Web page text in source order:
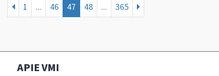
1 ... 46 47 48 ... 365
APIE VMI